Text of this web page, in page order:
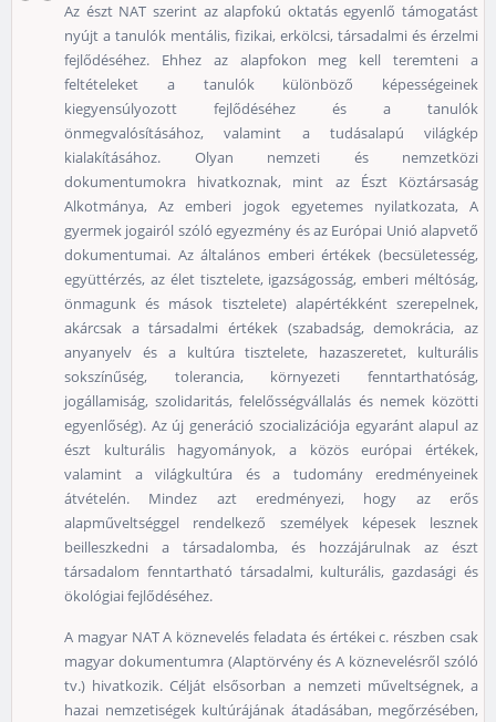
Az észt NAT szerint az alapfokú oktatás egyenlő támogatást
nyújt a tanulók mentális, fizikai, erkölcsi, társadalmi és érzelmi
fejlődéséhez. Ehhez az alapfokon meg kell teremteni a
feltételeket a tanulók különböző képességeinek
kiegyensúlyozott fejlődéséhez és a tanulók
önmegvalósításához, valamint a tudásalapú világkép
kialakításához. Olyan nemzeti és nemzetközi
dokumentumokra hivatkoznak, mint az Észt Köztársaság
Alkotmánya, Az emberi jogok egyetemes nyilatkozata, A
gyermek jogairól szóló egyezmény és az Európai Unió alapvető
dokumentumai. Az általános emberi értékek (becsületesség,
együttérzés, az élet tisztelete, igazságosság, emberi méltóság,
önmagunk és mások tisztelete) alapértékként szerepelnek,
akárcsak a társadalmi értékek (szabadság, demokrácia, az
anyanyelv és a kultúra tisztelete, hazaszeretet, kulturális
sokszínűség, tolerancia, környezeti fenntarthatóság,
jogállamiság, szolidaritás, felelősségvállalás és nemek közötti
egyenlőség). Az új generáció szocializációja egyaránt alapul az
észt kulturális hagyományok, a közös európai értékek,
valamint a világkultúra és a tudomány eredményeinek
átvételén. Mindez azt eredményezi, hogy az erős
alapműveltséggel rendelkező személyek képesek lesznek
beilleszkedni a társadalomba, és hozzájárulnak az észt
társadalom fenntartható társadalmi, kulturális, gazdasági és
ökológiai fejlődéséhez.
A magyar NAT A köznevelés feladata és értékei c. részben csak
magyar dokumentumra (Alaptörvény és A köznevelésről szóló
tv.) hivatkozik. Célját elsősorban a nemzeti műveltségnek, a
hazai nemzetiségek kultúrájának átadásában, megőrzésében,